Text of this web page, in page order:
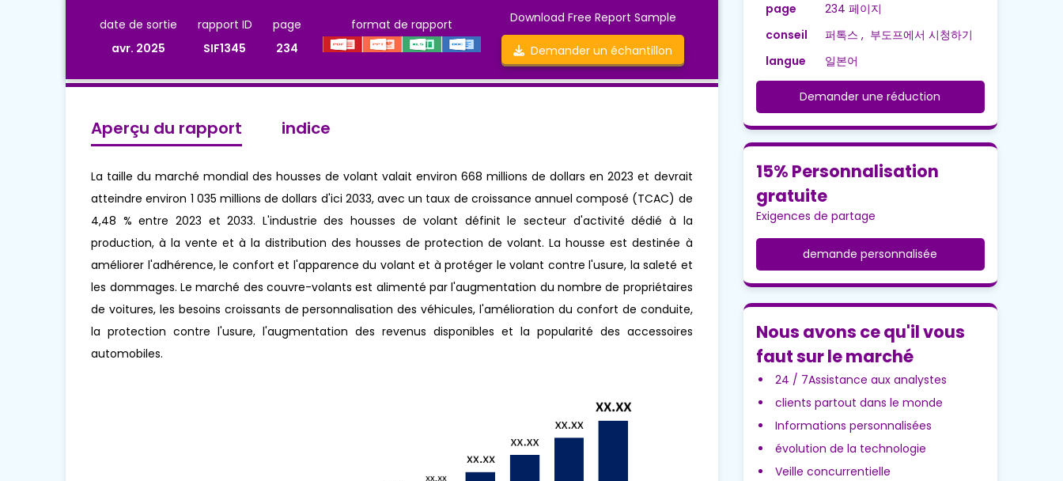
date de sortie
avr. 2025
rapport ID
SIF1345
page
234
format de rapport Download Free Report Sample
Demander un échantillon
Aperçu du rapport indice
La taille du marché mondial des housses de volant valait environ 668 millions de dollars en 2023 et devrait
atteindre environ 1 035 millions de dollars d'ici 2033, avec un taux de croissance annuel composé (TCAC) de
4,48 % entre 2023 et 2033. L'industrie des housses de volant définit le secteur d'activité dédié à la
production, à la vente et à la distribution des housses de protection de volant. La housse est destinée à
améliorer l'adhérence, le confort et l'apparence du volant et à protéger le volant contre l'usure, la saleté et
les dommages. Le marché des couvre-volants est alimenté par l'augmentation du nombre de propriétaires
de voitures, les besoins croissants de personnalisation des véhicules, l'amélioration du confort de conduite,
la protection contre l'usure, l'augmentation des revenus disponibles et la popularité des accessoires
automobiles.
page
234 페이지
conseil
퍼톡스 , 부도프에서 시청하기
langue
일본어
Demander une réduction
15% Personnalisation
gratuite
Exigences de partage
demande personnalisée
Nous avons ce qu'il vous
faut sur le marché
24 / 7Assistance aux analystes
clients partout dans le monde
Informations personnalisées
évolution de la technologie
Veille concurrentielle